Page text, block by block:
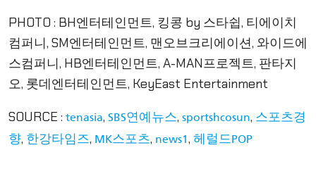
PHOTO : BH엔터테인먼트, 킹콩 by 스타쉽, 티에이치
컴퍼니, SM엔터테인먼트, 맨오브크리에이션, 와이드에
스컴퍼니, HB엔터테인먼트, A-MAN프로젝트, 판타지
오, 롯데엔터테인먼트, KeyEast Entertainment
SOURCE : tenasia, SBS연예뉴스, sportshcosun, 스포츠경
향, 한강타임즈, MK스포츠, news1, 헤럴드POP